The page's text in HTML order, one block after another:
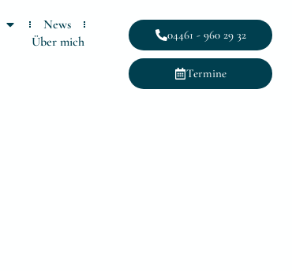
News
Über mich
04461 - 960 29 32
Termine